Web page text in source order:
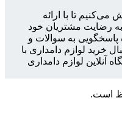
می‌کنیم تا با ارائه
رضایت مشتریان خود
پاسخگویی به سوالات و
خرید لوازم دامداری با
لوازم دامداری
است.